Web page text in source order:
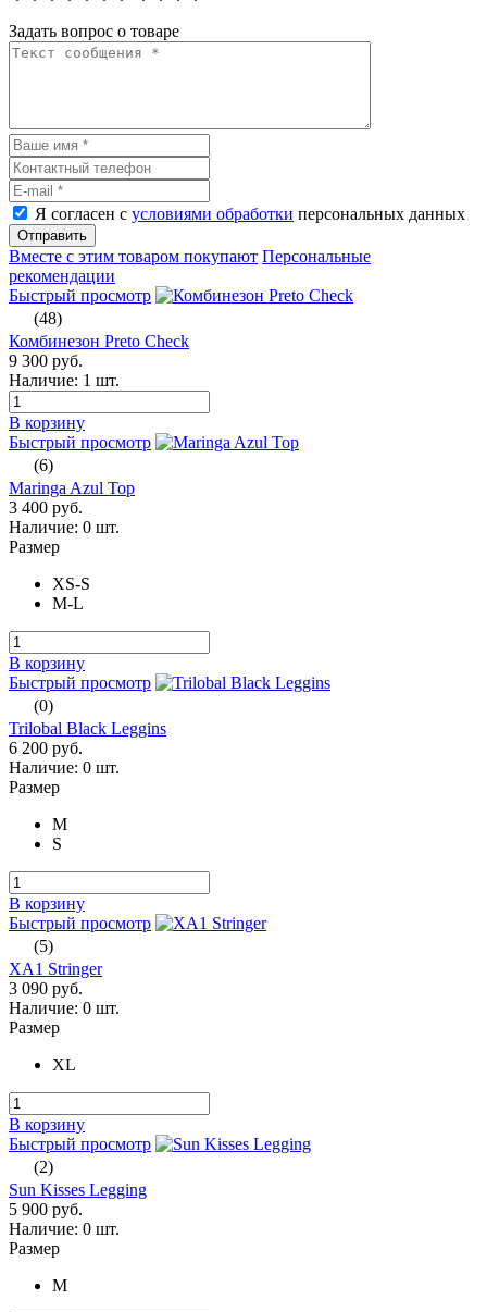
Задать вопрос о товаре
Я согласен с условиями обработки персональных данных
Отправить
Вместе с этим товаром покупают Персональные
рекомендации
Быстрый просмотр
(48)
Комбинезон Preto Check
9 300 руб.
Наличие: 1 шт.
В корзину
Быстрый просмотр
(6)
Maringa Azul Top
3 400 руб.
Наличие: 0 шт.
Размер
XS-S
M-L
В корзину
Быстрый просмотр
(0)
Trilobal Black Leggins
6 200 руб.
Наличие: 0 шт.
Размер
M
S
В корзину
Быстрый просмотр
(5)
XA1 Stringer
3 090 руб.
Наличие: 0 шт.
Размер
XL
В корзину
Быстрый просмотр
(2)
Sun Kisses Legging
5 900 руб.
Наличие: 0 шт.
Размер
M